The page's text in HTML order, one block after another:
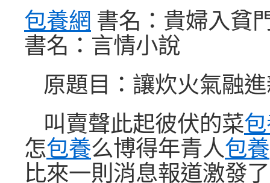
包養網 書名：貴婦入貧
書名：言情小說
原題目：讓炊火氣融
叫賣聲此起彼伏的菜
怎包養么博得年青人包養
比來一則消息報道激發